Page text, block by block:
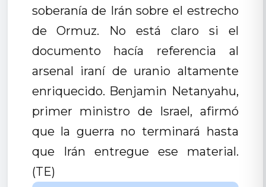
soberanía de Irán sobre el estrecho
de Ormuz. No está claro si el
documento hacía referencia al
arsenal iraní de uranio altamente
enriquecido. Benjamin Netanyahu,
primer ministro de Israel, afirmó
que la guerra no terminará hasta
que Irán entregue ese material.
(TE)